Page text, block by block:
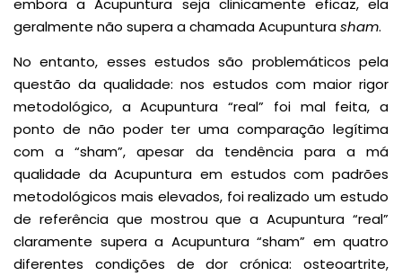
embora a Acupuntura seja clinicamente eficaz, ela
geralmente não supera a chamada Acupunturasham.
No entanto, esses estudos são problemáticos pela
questão da qualidade: nos estudos com maior rigor
metodológico, a Acupuntura “real” foi mal feita, a
ponto de não poder ter uma comparação legítima
com a “sham”, apesar da tendência para a má
qualidade da Acupuntura em estudos com padrões
metodológicos mais elevados, foi realizado um estudo
de referência que mostrou que a Acupuntura “real”
claramente supera a Acupuntura “sham” em quatro
diferentes condições de dor crónica: osteoartrite,